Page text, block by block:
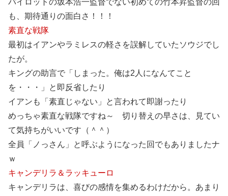
も、期待通りの面白さ！！！
素直な戦隊
最初はイアンやラミレスの軽さを誤解していたソウジでし
たが。
キングの助言で「しまった。俺は2人になんてこと
を・・・」と即反省したり
イアンも「素直じゃない」と言われて即謝ったり
めっちゃ素直な戦隊ですね～ 切り替えの早さは、見てい
て気持ちがいいです（＾＾）
全員「ノっさん」と呼ぶようになった回でもありましたナ
ｗ
キャンデリラ＆ラッキューロ
キャンデリラは、喜びの感情を集めるわけだから。あまり